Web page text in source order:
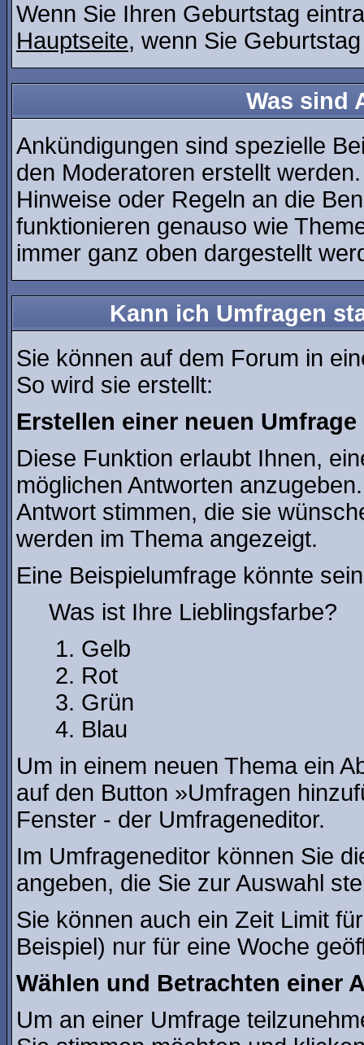
Wenn Sie Ihren Geburtstag
Hauptseite, wenn Sie
Was sind
Ankündigungen sind spezielle
den Moderatoren erstellt
Hinweise oder Regeln an die
funktionieren genauso wie
immer ganz oben dargestellt
Kann ich Umfragen
Sie können auf dem Forum in
So wird sie erstellt:
Erstellen einer neuen Umfrage
Diese Funktion erlaubt Ihnen,
möglichen Antworten
Antwort stimmen, die sie
werden im Thema angezeigt.
Eine Beispielumfrage könnte
Was ist Ihre Lieblingsfarbe?
Gelb
Rot
Grün
Blau
Um in einem neuen Thema ein
auf den Button »Umfragen
Fenster - der Umfrageneditor.
Im Umfrageneditor können Sie
angeben, die Sie zur Auswahl
Sie können auch ein Zeit Limit
Beispiel) nur für eine Woche
Wählen und Betrachten einer
Um an einer Umfrage